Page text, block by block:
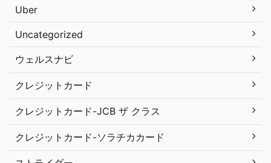
Uber
Uncategorized
ウェルスナビ
クレジットカード
クレジットカード-JCB ザ クラス
クレジットカード-ソラチカカード